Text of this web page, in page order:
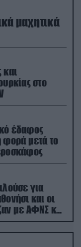
μαχητικά
και
στο
έδαφος
φορά μετά το
για
και οι
με ΑΦΝΣ και